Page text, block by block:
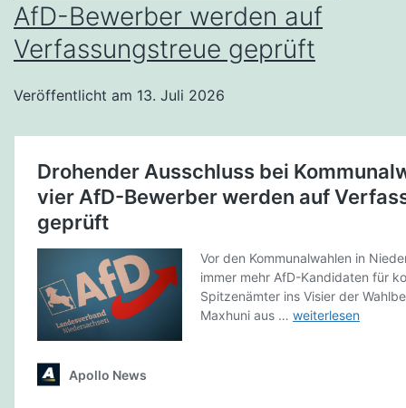
AfD-Bewerber werden auf
Verfassungstreue geprüft
Veröffentlicht am 13. Juli 2026